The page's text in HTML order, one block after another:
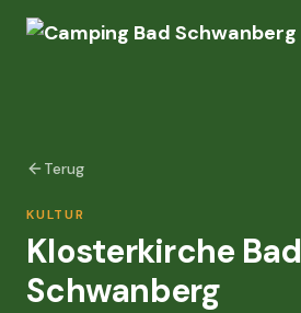
Terug
KULTUR
Klosterkirche Bad
Schwanberg